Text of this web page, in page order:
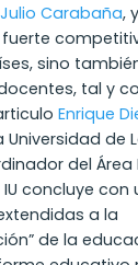
Carabaña,
sino
tal y
Enrique
de
del Área
concluye con
a la
de la